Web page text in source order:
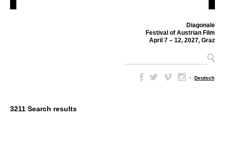
Diagonale
Festival of Austrian Film
April 7 – 12, 2027, Graz
– Deutsch
3211 Search results